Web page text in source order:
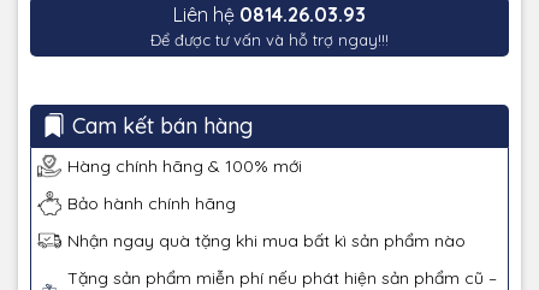
Liên hệ 0814.26.03.93
Để được tư vấn và hỗ trợ ngay!!!
Cam kết bán hàng
Hàng chính hãng & 100% mới
Bảo hành chính hãng
Nhận ngay quà tặng khi mua bất kì sản phẩm nào
Tặng sản phẩm miễn phí nếu phát hiện sản phẩm cũ –